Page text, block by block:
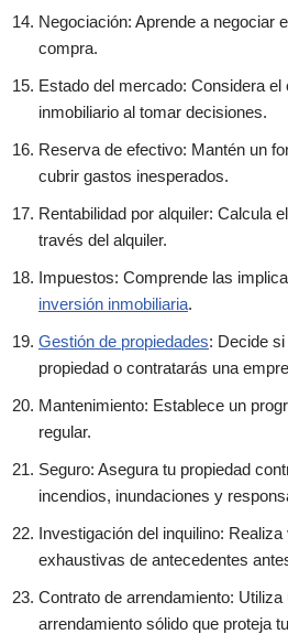
Negociación: Aprende a negociar
compra.
Estado del mercado: Considera
inmobiliario al tomar decisiones.
Reserva de efectivo: Mantén un
cubrir gastos inesperados.
Rentabilidad por alquiler: Calcula
través del alquiler.
Impuestos: Comprende las
inversión inmobiliaria.
Gestión de propiedades: Decide
propiedad o contratarás una
Mantenimiento: Establece un
regular.
Seguro: Asegura tu propiedad
incendios, inundaciones y
Investigación del inquilino:
exhaustivas de antecedentes
Contrato de arrendamiento: Utiliza
arrendamiento sólido que proteja